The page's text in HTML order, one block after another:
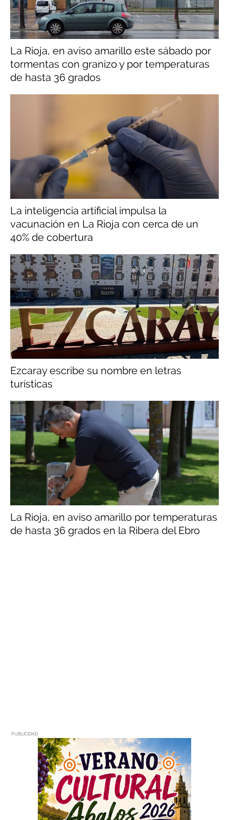
La Rioja, en aviso amarillo este sábado por
tormentas con granizo y por temperaturas
de hasta 36 grados
La inteligencia artificial impulsa la
vacunación en La Rioja con cerca de un
40% de cobertura
Ezcaray escribe su nombre en letras
turísticas
La Rioja, en aviso amarillo por temperaturas
de hasta 36 grados en la Ribera del Ebro
PUBLICIDAD